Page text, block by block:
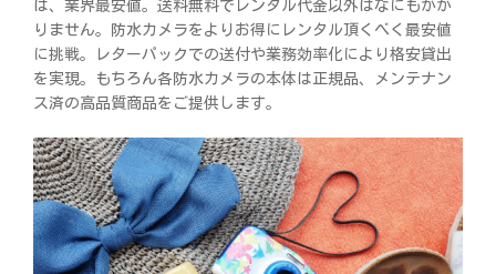
は、業界最安値。送料無料でレンタル代金以外はなにもかか
りません。防水カメラをよりお得にレンタル頂くべく最安値
に挑戦。レターパックでの送付や業務効率化により格安貸出
を実現。もちろん各防水カメラの本体は正規品、メンテナン
ス済の高品質商品をご提供します。